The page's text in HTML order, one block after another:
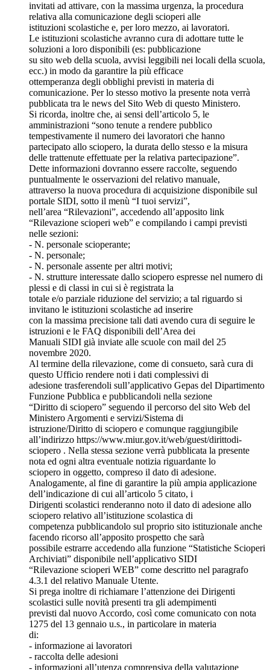
invitati ad attivare, con la massima urgenza, la procedura
relativa alla comunicazione degli scioperi alle
istituzioni scolastiche e, per loro mezzo, ai lavoratori.
Le istituzioni scolastiche avranno cura di adottare tutte le
soluzioni a loro disponibili (es: pubblicazione
su sito web della scuola, avvisi leggibili nei locali della scuola,
ecc.) in modo da garantire la più efficace
ottemperanza degli obblighi previsti in materia di
comunicazione. Per lo stesso motivo la presente nota verrà
pubblicata tra le news del Sito Web di questo Ministero.
Si ricorda, inoltre che, ai sensi dell’articolo 5, le
amministrazioni “sono tenute a rendere pubblico
tempestivamente il numero dei lavoratori che hanno
partecipato allo sciopero, la durata dello stesso e la misura
delle trattenute effettuate per la relativa partecipazione”.
Dette informazioni dovranno essere raccolte, seguendo
puntualmente le osservazioni del relativo manuale,
attraverso la nuova procedura di acquisizione disponibile sul
portale SIDI, sotto il menù “I tuoi servizi”,
nell’area “Rilevazioni”, accedendo all’apposito link
“Rilevazione scioperi web” e compilando i campi previsti
nelle sezioni:
- N. personale scioperante;
- N. personale;
- N. personale assente per altri motivi;
- N. strutture interessate dallo sciopero espresse nel numero di
plessi e di classi in cui si è registrata la
totale e/o parziale riduzione del servizio; a tal riguardo si
invitano le istituzioni scolastiche ad inserire
con la massima precisione tali dati avendo cura di seguire le
istruzioni e le FAQ disponibili dell’Area dei
Manuali SIDI già inviate alle scuole con mail del 25
novembre 2020.
Al termine della rilevazione, come di consueto, sarà cura di
questo Ufficio rendere noti i dati complessivi di
adesione trasferendoli sull’applicativo Gepas del Dipartimento
Funzione Pubblica e pubblicandoli nella sezione
“Diritto di sciopero” seguendo il percorso del sito Web del
Ministero Argomenti e servizi/Sistema di
istruzione/Diritto di sciopero e comunque raggiungibile
all’indirizzo https://www.miur.gov.it/web/guest/dirittodi-
sciopero . Nella stessa sezione verrà pubblicata la presente
nota ed ogni altra eventuale notizia riguardante lo
sciopero in oggetto, compreso il dato di adesione.
Analogamente, al fine di garantire la più ampia applicazione
dell’indicazione di cui all’articolo 5 citato, i
Dirigenti scolastici renderanno noto il dato di adesione allo
sciopero relativo all’istituzione scolastica di
competenza pubblicandolo sul proprio sito istituzionale anche
facendo ricorso all’apposito prospetto che sarà
possibile estrarre accedendo alla funzione “Statistiche Scioperi
Archiviati” disponibile nell’applicativo SIDI
“Rilevazione scioperi WEB” come descritto nel paragrafo
4.3.1 del relativo Manuale Utente.
Si prega inoltre di richiamare l’attenzione dei Dirigenti
scolastici sulle novità presenti tra gli adempimenti
previsti dal nuovo Accordo, così come comunicato con nota
1275 del 13 gennaio u.s., in particolare in materia
di:
- informazione ai lavoratori
- raccolta delle adesioni
- informazioni all’utenza comprensiva della valutazione